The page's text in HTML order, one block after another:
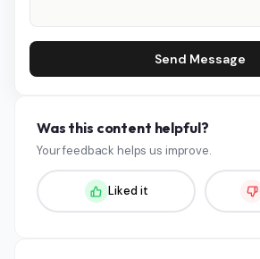
Send Message
Was this content helpful?
Your feedback helps us improve.
Liked it